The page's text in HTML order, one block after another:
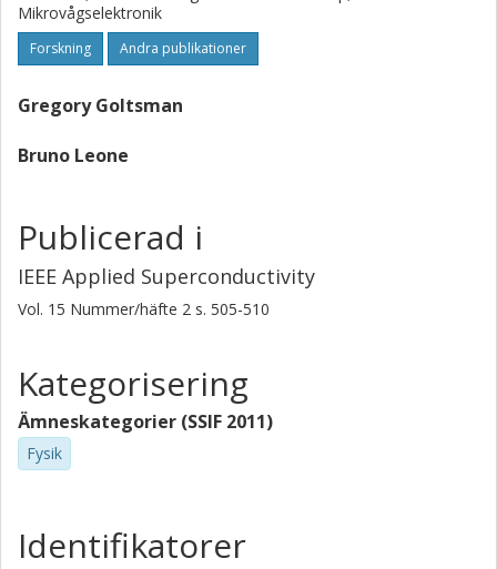
Mikrovågselektronik
Forskning Andra publikationer
Gregory Goltsman
Bruno Leone
Publicerad i
IEEE Applied Superconductivity
Vol. 15 Nummer/häfte 2 s. 505-510
Kategorisering
Ämneskategorier (SSIF 2011)
Fysik
Identifikatorer